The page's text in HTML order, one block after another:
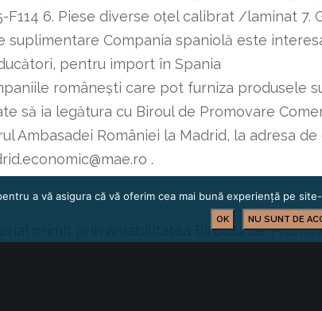
F114 6. Piese diverse oțel calibrat /laminat 7.
suplimentare Compania spaniolă este
pentru import în Spania
românești care pot furniza produsele
să ia legătura cu Biroul de Promovare
Ambasadei României la Madrid, la adresa de
.
primit prin amabilitatea Biroului de
a vă asigura că vă oferim cea mai bună experiență pe
OK NU SUNT DE